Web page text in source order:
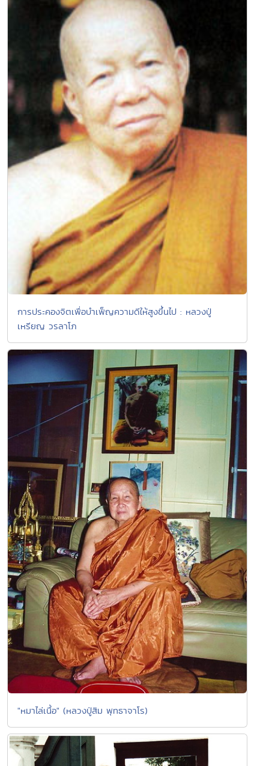
การประคองจิตเพื่อบำเพ็ญความดีให้สูงขึ้นไป : หลวงปู่
เหรียญ วรลาโภ
"หมาไล่เนื้อ" (หลวงปู่สิม พุทธาจาโร)